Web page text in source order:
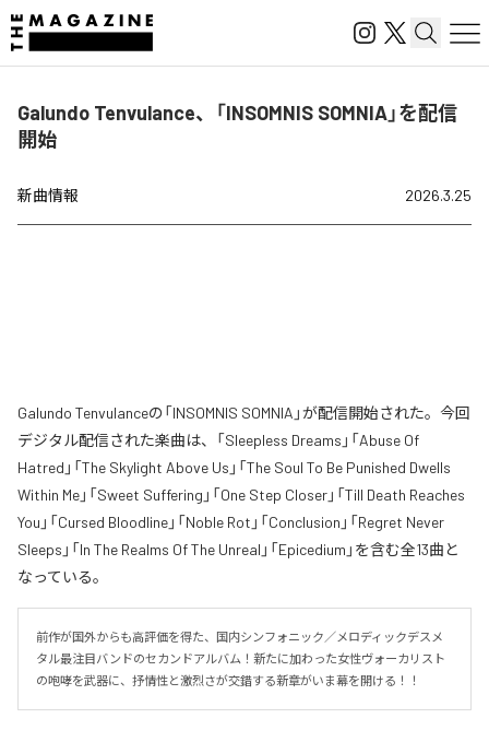
Galundo Tenvulance、「INSOMNIS SOMNIA」を配信
開始
新曲情報 2026.3.25
Galundo Tenvulanceの「INSOMNIS SOMNIA」が配信開始された。今回
デジタル配信された楽曲は、「Sleepless Dreams」「Abuse Of
Hatred」「The Skylight Above Us」「The Soul To Be Punished Dwells
Within Me」「Sweet Suffering」「One Step Closer」「Till Death Reaches
You」「Cursed Bloodline」「Noble Rot」「Conclusion」「Regret Never
Sleeps」「In The Realms Of The Unreal」「Epicedium」を含む全13曲と
なっている。
前作が国外からも高評価を得た、国内シンフォニック／メロディックデスメ
タル最注目バンドのセカンドアルバム！新たに加わった女性ヴォーカリスト
の咆哮を武器に、抒情性と激烈さが交錯する新章がいま幕を開ける！！